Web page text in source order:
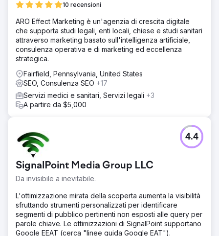
10 recensioni
ARO Effect Marketing è un'agenzia di crescita digitale
che supporta studi legali, enti locali, chiese e studi sanitari
attraverso marketing basato sull'intelligenza artificiale,
consulenza operativa e di marketing ed eccellenza
strategica.
Fairfield, Pennsylvania, United States
SEO, Consulenza SEO +17
Servizi medici e sanitari, Servizi legali +3
A partire da $5,000
SignalPoint Media Group LLC
Da invisibile a inevitabile.
4.4
L'ottimizzazione mirata della scoperta aumenta la visibilità
sfruttando strumenti personalizzati per identificare
segmenti di pubblico pertinenti non esposti alle query per
parole chiave. Le ottimizzazioni di SignalPoint supportano
Google EEAT (cerca "linee guida Google EAT").